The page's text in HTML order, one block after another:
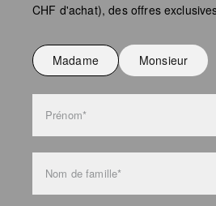
Ne pas repasser
CHF d'achat), des offres
Madame Monsieur
Prénom*
Nom de famille*